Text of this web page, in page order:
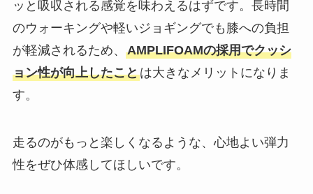
ッと吸収される感覚を味わえるはずです。長時間
のウォーキングや軽いジョギングでも膝への負担
が軽減されるため、 AMPLIFOAMの採用でクッシ
ョン性が向上したことは大きなメリットになりま
す。
走るのがもっと楽しくなるような、心地よい弾力
性をぜひ体感してほしいです。